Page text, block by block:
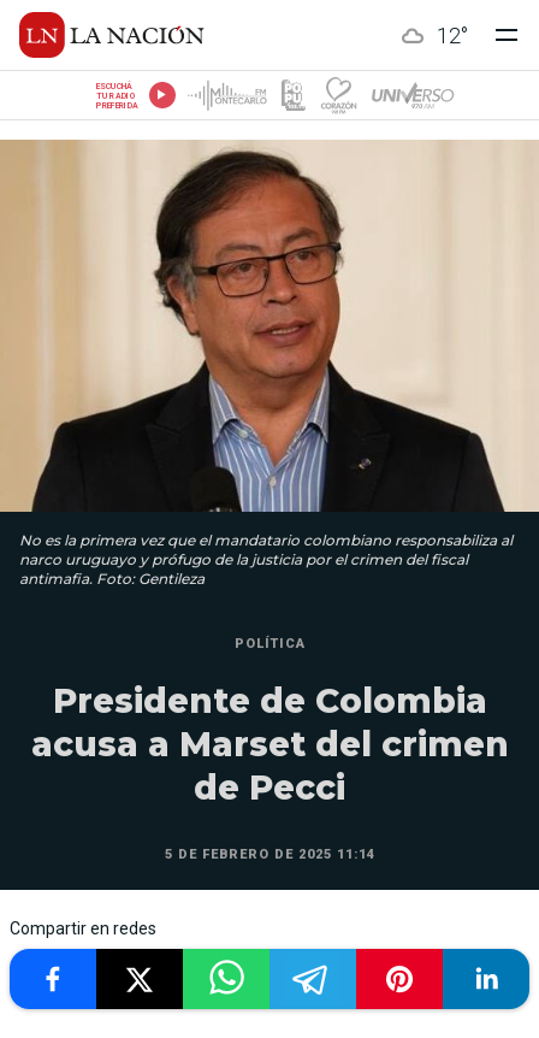
12°
ESCUCHÁ
TU RADIO
PREFERIDA
No es la primera vez que el mandatario colombiano responsabiliza al
narco uruguayo y prófugo de la justicia por el crimen del fiscal
antimafia. Foto: Gentileza
POLÍTICA
Presidente de Colombia
acusa a Marset del crimen
de Pecci
5 DE FEBRERO DE 2025 11:14
Compartir en redes